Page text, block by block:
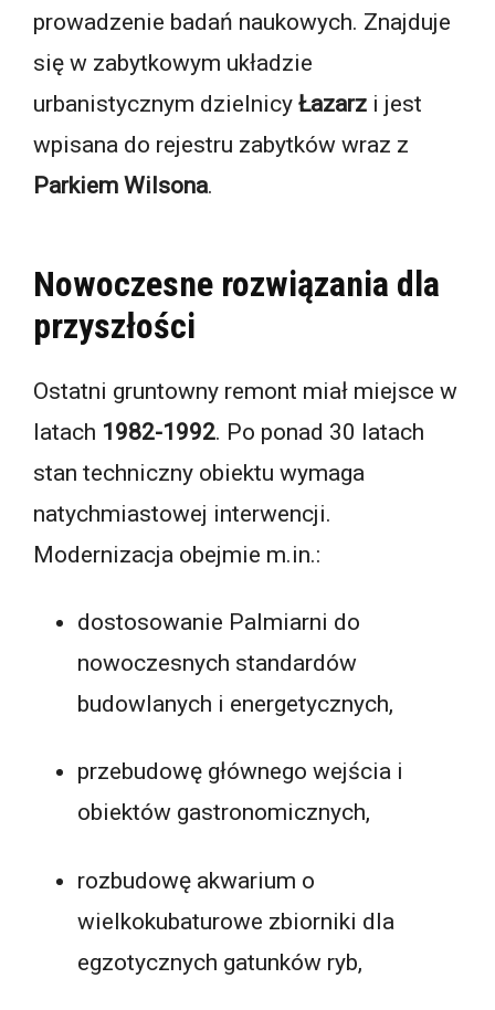
prowadzenie badań naukowych. Znajduje
się w zabytkowym układzie
urbanistycznym dzielnicy Łazarz i jest
wpisana do rejestru zabytków wraz z
Parkiem Wilsona.
Nowoczesne rozwiązania dla
przyszłości
Ostatni gruntowny remont miał miejsce w
latach 1982-1992. Po ponad 30 latach
stan techniczny obiektu wymaga
natychmiastowej interwencji.
Modernizacja obejmie m.in.:
dostosowanie Palmiarni do
nowoczesnych standardów
budowlanych i energetycznych,
przebudowę głównego wejścia i
obiektów gastronomicznych,
rozbudowę akwarium o
wielkokubaturowe zbiorniki dla
egzotycznych gatunków ryb,